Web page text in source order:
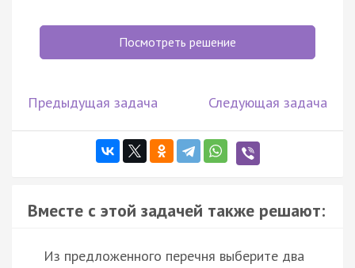
Посмотреть решение
Предыдущая задача Следующая задача
Вместе с этой задачей также решают:
Из предложенного перечня выберите два